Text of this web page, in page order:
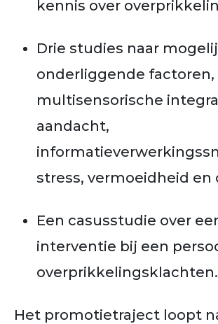
kennis over
Drie studies naar
onderliggende factoren,
multisensorische
aandacht,
stress, vermoeidheid en
Een casusstudie over
interventie bij een
overprikkelingsklachten.
Het promotietraject loopt